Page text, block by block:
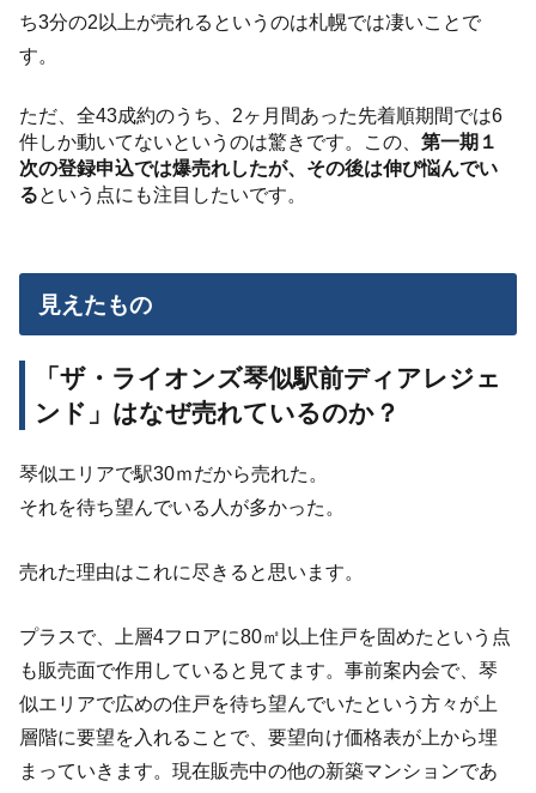
ち3分の2以上が売れるというのは札幌では凄いことで
す。
ただ、全43成約のうち、2ヶ月間あった先着順期間では6
件しか動いてないというのは驚きです。この、第一期１
次の登録申込では爆売れしたが、その後は伸び悩んでい
るという点にも注目したいです。
見えたもの
「ザ・ライオンズ琴似駅前ディアレジェ
ンド」はなぜ売れているのか？
琴似エリアで駅30ｍだから売れた。
それを待ち望んでいる人が多かった。
売れた理由はこれに尽きると思います。
プラスで、上層4フロアに80㎡以上住戸を固めたという点
も販売面で作用していると見てます。事前案内会で、琴
似エリアで広めの住戸を待ち望んでいたという方々が上
層階に要望を入れることで、要望向け価格表が上から埋
まっていきます。現在販売中の他の新築マンションであ